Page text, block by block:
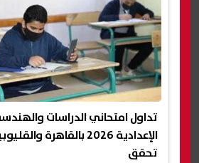
تداول امتحاني الدراسات
الإعدادية 2026 بالقاهرة
تحقق